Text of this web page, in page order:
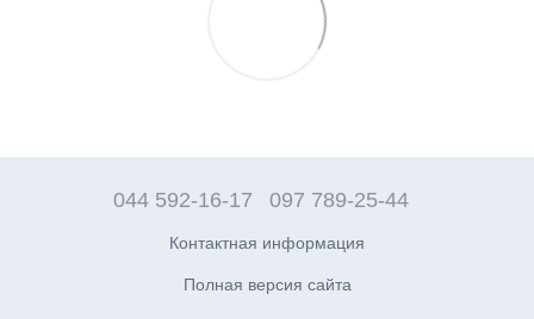
044 592-16-17 097 789-25-44
Контактная информация
Полная версия сайта